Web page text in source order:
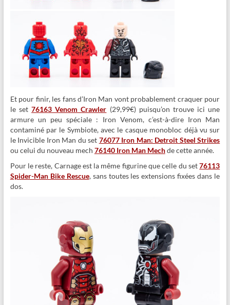
Et pour finir, les fans d’Iron Man vont probablement craquer pour
le set76163 Venom Crawler (29,99€) puisqu’on trouve ici une
armure un peu spéciale : Iron Venom, c’est-à-dire Iron Man
contaminé par le Symbiote, avec le casque monobloc déjà vu sur
le Invicible Iron Man du set 76077 Iron Man: Detroit Steel Strikes
ou celui du nouveau mech 76140 Iron Man Mechde cette année.
Pour le reste, Carnage est la même figurine que celle du set76113
Spider-Man Bike Rescue, sans toutes les extensions fixées dans le
dos.